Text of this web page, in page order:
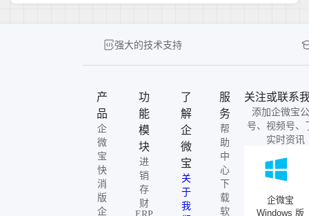
强大的技术支持
产
品
企
微
宝
快
消
版
企
功
能
模
块
进
销
存
财
了
解
企
微
宝
关
于
我
服
务
帮
助
中
心
下
载
软
关注或联系
添加企微宝
号、视频号、
实时资讯
企微宝
Windows 版